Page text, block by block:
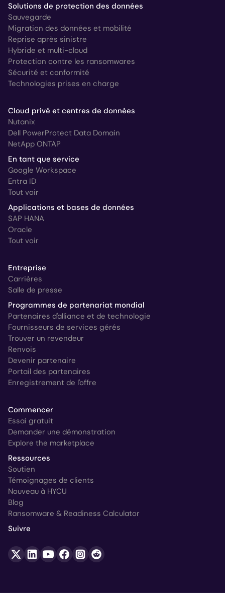
Solutions de protection des données
Sauvegarde
Migration des données et mobilité
Reprise après sinistre
Hybride et multi-cloud
Protection contre les ransomwares
Sécurité et conformité
Technologies prises en charge
Cloud privé et centres de données
Nutanix
Dell PowerProtect Data Domain
NetApp ONTAP
En tant que service
Google Workspace
Entra ID
Tout voir
Applications et bases de données
SAP HANA
Oracle
Tout voir
Entreprise
Carrières
Salle de presse
Programmes de partenariat mondial
Partenaires d'alliance et de technologie
Fournisseurs de services gérés
Trouver un revendeur
Renvois
Devenir partenaire
Portail des partenaires
Enregistrement de l'offre
Commencer
Essai gratuit
Demander une démonstration
Explore the marketplace
Ressources
Soutien
Témoignages de clients
Nouveau à HYCU
Blog
Ransomware & Readiness Calculator
Suivre